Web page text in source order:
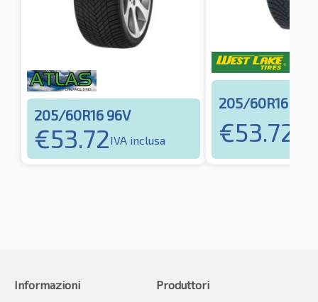
205/60R16 96V
€53.72IVA inclusa
205/60R16 96V
€53.72
Informazioni
Produttori